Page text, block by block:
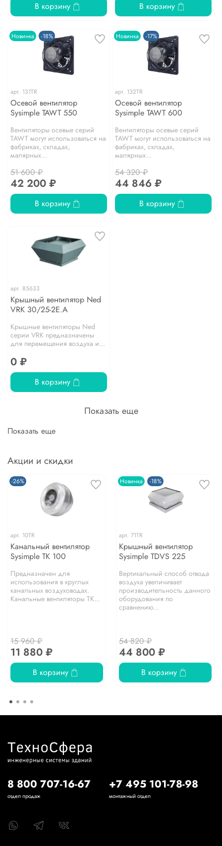
В корзину В корзину
Новинка -18%
арт. 131TR
Осевой вентилятор
Sysimple TAWT 550
Вентиляторы осевые серий
TAWT могут использоваться на
фабриках, складах,
малярных...
51 600 ₽
42 200 ₽
В корзину
Новинка -17%
арт. 132TR
Осевой вентилятор
Sysimple TAWT 600
Вентиляторы осевые серий
TAWT могут использоваться на
фабриках, складах,
малярных...
54 320 ₽
44 846 ₽
В корзину
арт. 85633
Крышный вентилятор Ned
VRK 30/25-2E.A
Крышные вентиляторы Ned
серии VRK предназначены
для перемещения воздуха и...
0 ₽
В корзину
Показать еще
Показать еще
Акции и скидки
-26%
арт. 10TR
Канальный вентилятор
Sysimple TK 100
Предназначен для
использования в круглых
канальных воздуховодах.
Канальные вентиляторы TK...
15 960 ₽
11 880 ₽
В корзину
Новинка -18%
арт. 71TR
Крышный вентилятор
Sysimple TDVS 225
Вертикальный способ отвода
воздуха увеличивает
производительность данного
оборудования по
сравнению...
54 820 ₽
44 800 ₽
В корзину
8 800 707-16-67
отдел продаж
+7 495 101-78-98
монтажный отдел